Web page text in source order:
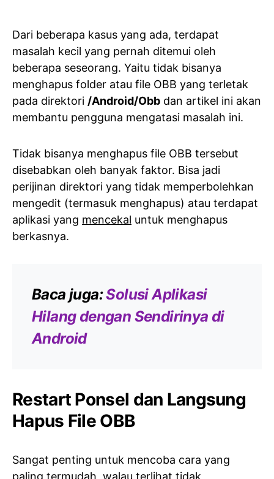
Dari beberapa kasus yang ada, terdapat
masalah kecil yang pernah ditemui oleh
beberapa seseorang. Yaitu tidak bisanya
menghapus folder atau file OBB yang terletak
pada direktori /Android/Obb dan artikel ini akan
membantu pengguna mengatasi masalah ini.
Tidak bisanya menghapus file OBB tersebut
disebabkan oleh banyak faktor. Bisa jadi
perijinan direktori yang tidak memperbolehkan
mengedit (termasuk menghapus) atau terdapat
aplikasi yang mencekal untuk menghapus
berkasnya.
Baca juga:Solusi Aplikasi
Hilang dengan Sendirinya di
Android
Restart Ponsel dan Langsung
Hapus File OBB
Sangat penting untuk mencoba cara yang
paling termudah, walau terlihat tidak